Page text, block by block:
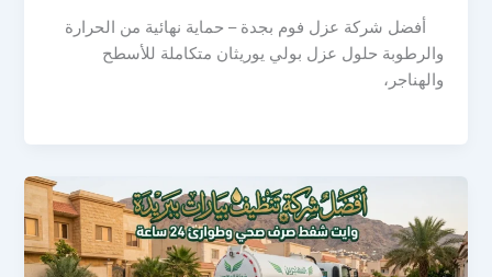
أفضل شركة عزل فوم بجدة – حماية نهائية من الحرارة
والرطوبة حلول عزل بولي يوريثان متكاملة للأسطح
والهناجر،